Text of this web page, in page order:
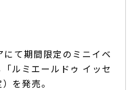
て期間限定のミニイベ
ルミエールドゥ イッセ
を発売。